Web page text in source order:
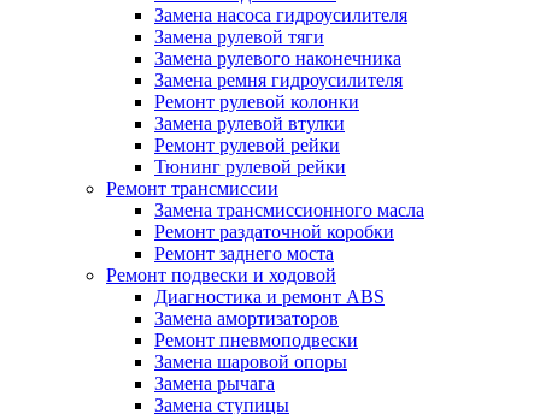
Замена насоса гидроусилителя
Замена рулевой тяги
Замена рулевого наконечника
Замена ремня гидроусилителя
Ремонт рулевой колонки
Замена рулевой втулки
Ремонт рулевой рейки
Тюнинг рулевой рейки
Ремонт трансмиссии
Замена трансмиссионного масла
Ремонт раздаточной коробки
Ремонт заднего моста
Ремонт подвески и ходовой
Диагностика и ремонт ABS
Замена амортизаторов
Ремонт пневмоподвески
Замена шаровой опоры
Замена рычага
Замена ступицы